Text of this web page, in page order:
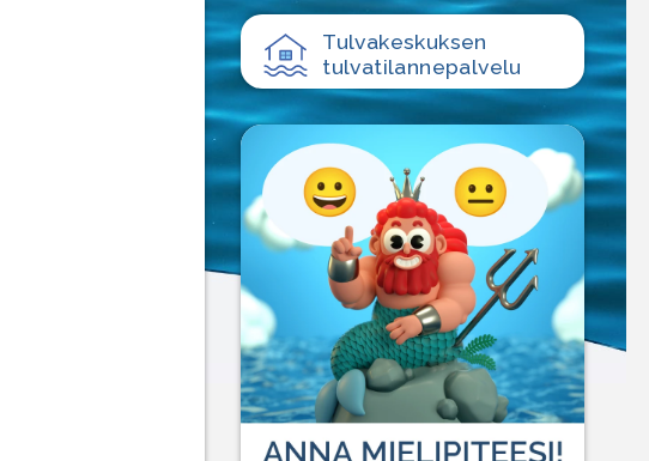
Tulvakeskuksen
tulvatilanne­palvelu